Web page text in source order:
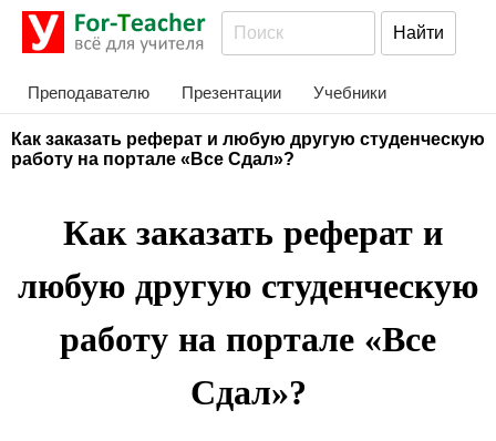
Преподавателю Презентации Учебники
Как заказать реферат и любую другую студенческую
работу на портале «Все Сдал»?
Как заказать реферат и
любую другую студенческую
работу на портале «Все
Сдал»?